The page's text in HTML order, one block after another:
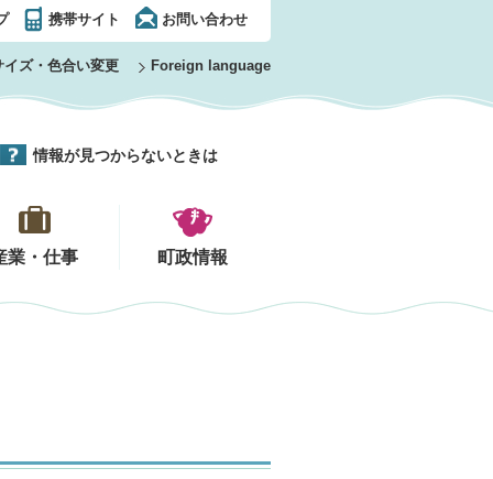
携帯サイト お問い合わせ
イズ・色合い変更 Foreign language
情報が見つからないときは
業・仕事 町政情報